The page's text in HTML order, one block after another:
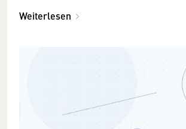
Weiterlesen